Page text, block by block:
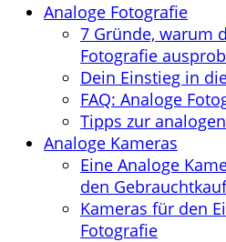
Analoge Fotografie
7 Gründe, warum
Fotografie
Dein Einstieg in
FAQ: Analoge
Tipps zur
Analoge Kameras
Eine Analoge
den Gebrauchtkauf
Kameras für den
Fotografie